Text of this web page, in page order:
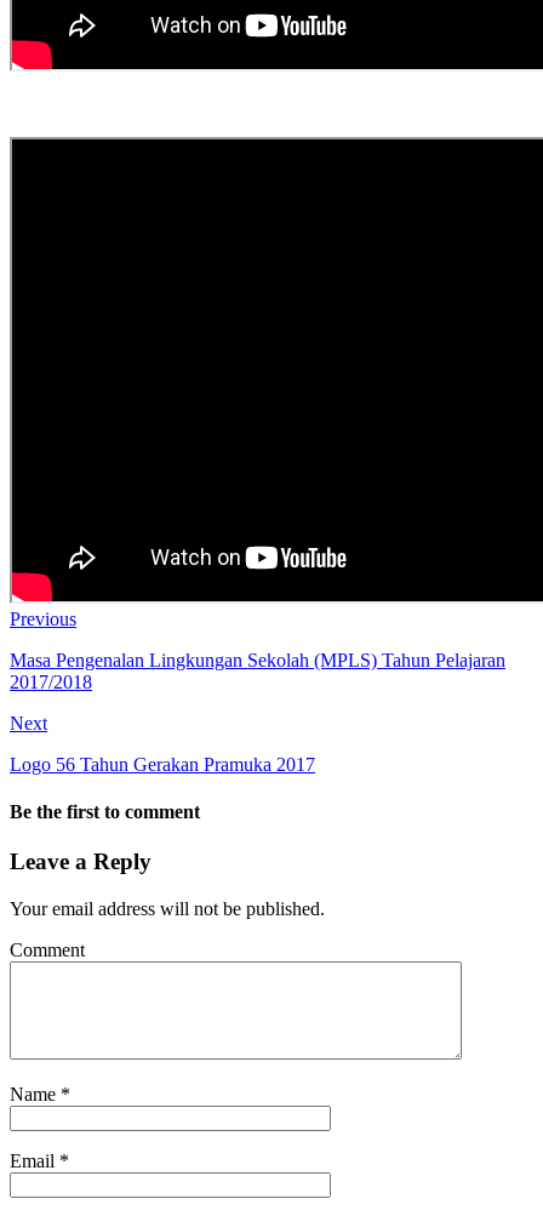
Previous
Masa Pengenalan Lingkungan Sekolah (MPLS) Tahun Pelajaran
2017/2018
Next
Logo 56 Tahun Gerakan Pramuka 2017
Be the first to comment
Leave a Reply
Your email address will not be published.
Comment
Name *
Email *